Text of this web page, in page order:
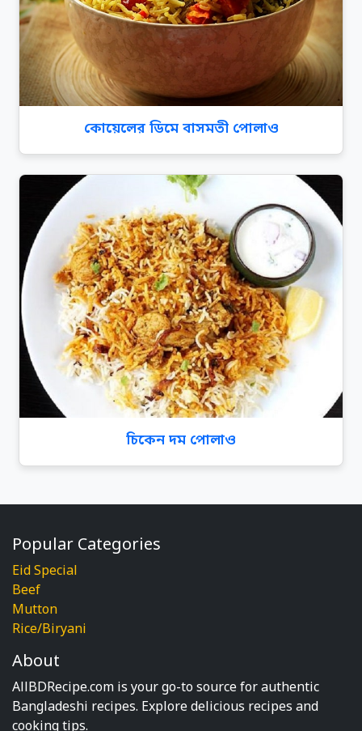
কোয়েলের ডিমে বাসমতী পোলাও
চিকেন দম পোলাও
Popular Categories
Eid Special
Beef
Mutton
Rice/Biryani
About
AllBDRecipe.com is your go-to source for authentic
Bangladeshi recipes. Explore delicious recipes and
cooking tips.